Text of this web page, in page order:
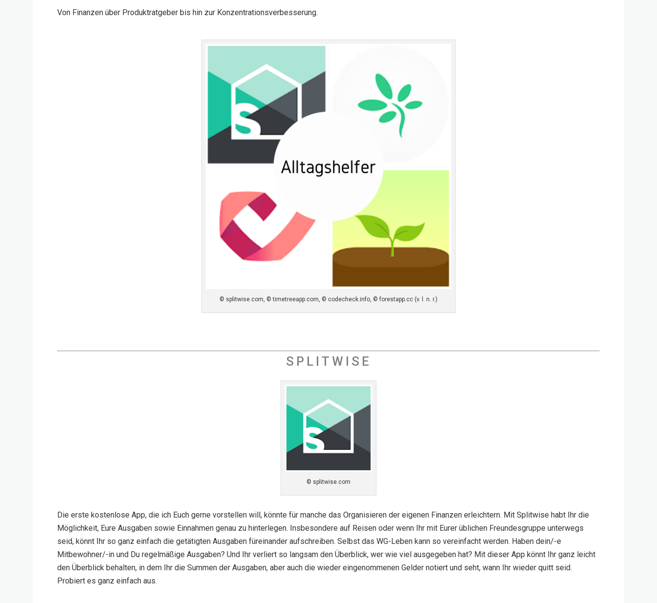
Von Finanzen über Produktratgeber bis hin zur Konzentrationsverbesserung.
© splitwise.com, © timetreeapp.com, © codecheck.info, © forestapp.cc (v. l. n. r.)
SPLITWISE
© splitwise.com
Die erste kostenlose App, die ich Euch gerne vorstellen will, könnte für manche das Organisieren der eigenen Finanzen erleichtern. Mit Splitwise habt Ihr die
Möglichkeit, Eure Ausgaben sowie Einnahmen genau zu hinterlegen. Insbesondere auf Reisen oder wenn Ihr mit Eurer üblichen Freundesgruppe unterwegs
seid, könnt Ihr so ganz einfach die getätigten Ausgaben füreinander aufschreiben. Selbst das WG-Leben kann so vereinfacht werden. Haben dein/-e
Mitbewohner/-in und Du regelmäßige Ausgaben? Und Ihr verliert so langsam den Überblick, wer wie viel ausgegeben hat? Mit dieser App könnt Ihr ganz leicht
den Überblick behalten, in dem Ihr die Summen der Ausgaben, aber auch die wieder eingenommenen Gelder notiert und seht, wann Ihr wieder quitt seid.
Probiert es ganz einfach aus.